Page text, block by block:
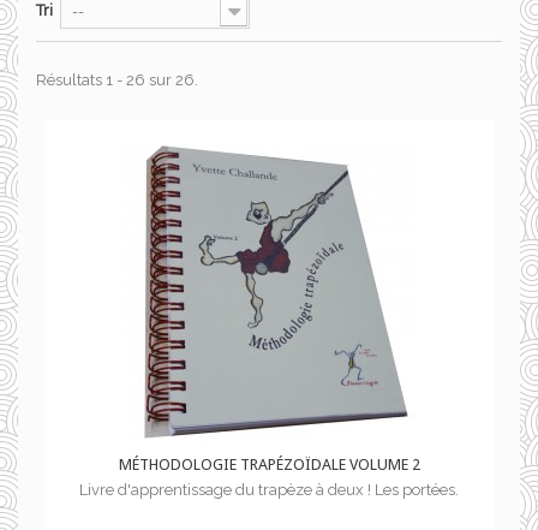
Tri --
Résultats 1 - 26 sur 26.
MÉTHODOLOGIE TRAPÉZOÏDALE VOLUME 2
Livre d'apprentissage du trapèze à deux ! Les portées.